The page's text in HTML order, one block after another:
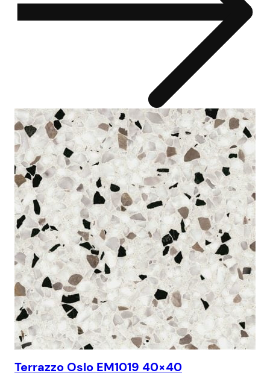
Terrazzo Oslo EM1019 40×40